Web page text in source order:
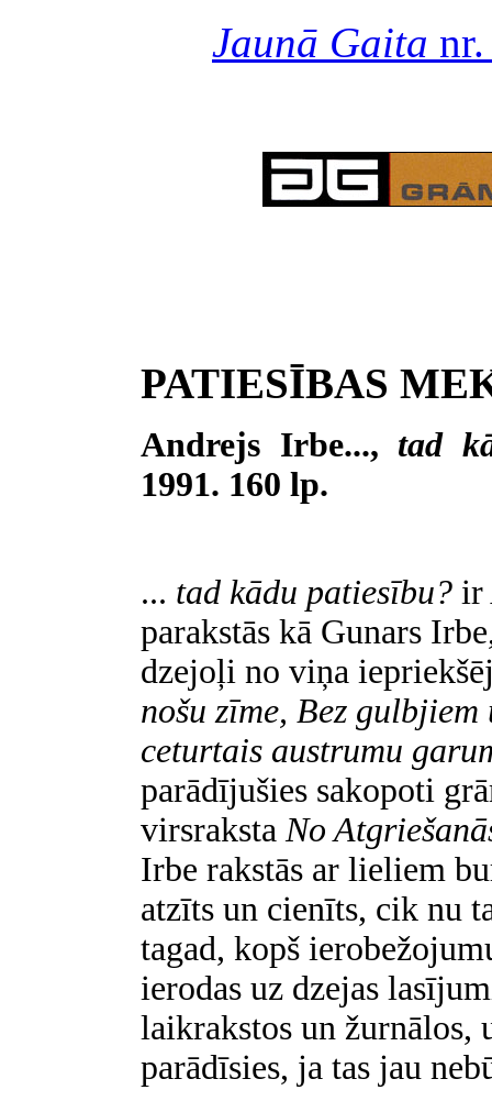
Jaunā Gaita
PATIESĪBAS
Andrejs Irbe..., tad
1991. 160 lp.
... tad kādu patiesību? ir
parakstās kā Gunars
dzejoļi no viņa
nošu zīme, Bez
ceturtais austrumu
parādījušies sakopoti
virsrakstaNo
Irbe rakstās ar lieliem
atzīts un cienīts, cik nu
tagad, kopš
ierodas uz dzejas
laikrakstos un žurnālos,
parādīsies, ja tas jau